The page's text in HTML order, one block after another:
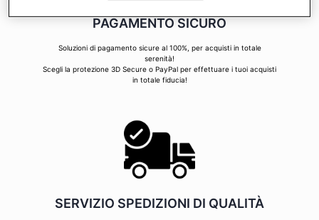
PAGAMENTO SICURO
Soluzioni di pagamento sicure al 100%, per acquisti in totale
serenità!
Scegli la protezione 3D Secure o PayPal per effettuare i tuoi acquisti
in totale fiducia!
SERVIZIO SPEDIZIONI DI QUALITÀ